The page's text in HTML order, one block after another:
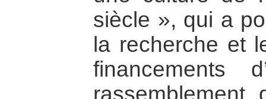
siècle », qui a
la recherche et
financements
rassemblement